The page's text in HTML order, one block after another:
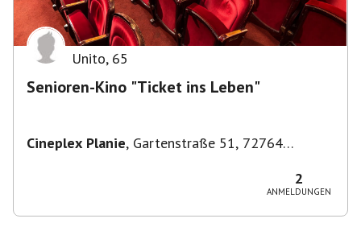
Unito, 65
Senioren-Kino "Ticket ins Leben"
Cineplex Planie, Gartenstraße 51, 72764
2
ANMELDUNGEN